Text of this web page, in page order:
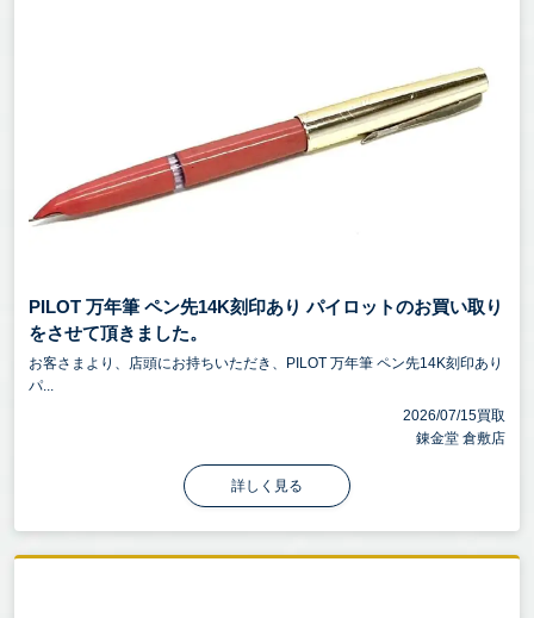
PILOT 万年筆 ペン先14K刻印あり パイロットのお買い取り
をさせて頂きました。
お客さまより、店頭にお持ちいただき、PILOT 万年筆 ペン先14K刻印あり
パ...
2026/07/15買取
錬金堂 倉敷店
詳しく見る